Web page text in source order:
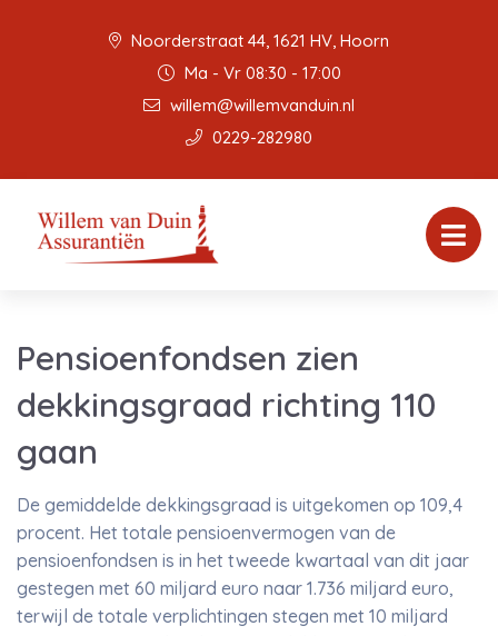
Noorderstraat 44, 1621 HV, Hoorn
Ma - Vr 08:30 - 17:00
willem@willemvanduin.nl
0229-282980
Pensioenfondsen zien
dekkingsgraad richting 110
gaan
De gemiddelde dekkingsgraad is uitgekomen op 109,4
procent. Het totale pensioenvermogen van de
pensioenfondsen is in het tweede kwartaal van dit jaar
gestegen met 60 miljard euro naar 1.736 miljard euro,
terwijl de totale verplichtingen stegen met 10 miljard